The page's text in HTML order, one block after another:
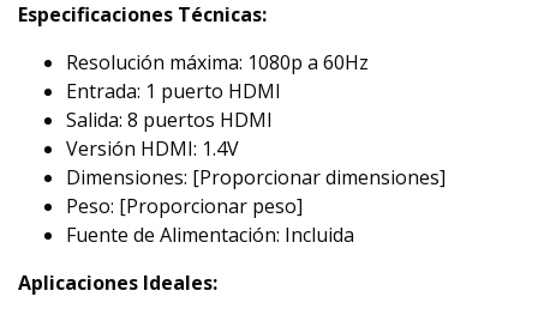
Especificaciones Técnicas:
Resolución máxima: 1080p a 60Hz
Entrada: 1 puerto HDMI
Salida: 8 puertos HDMI
Versión HDMI: 1.4V
Dimensiones: [Proporcionar dimensiones]
Peso: [Proporcionar peso]
Fuente de Alimentación: Incluida
Aplicaciones Ideales: